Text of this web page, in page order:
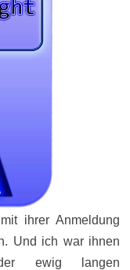
ihrer Anmeldung
Und ich war ihnen
ewig langen